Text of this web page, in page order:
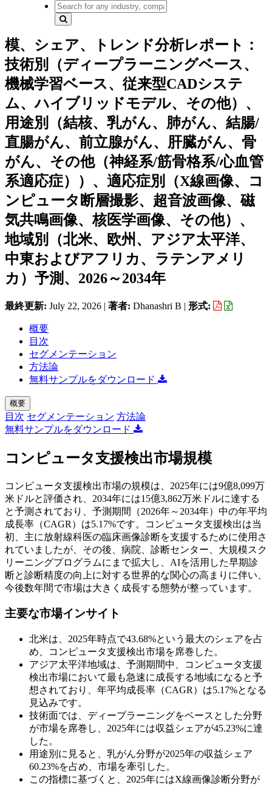
模、シェア、トレンド分析レポート：
技術別（ディープラーニングベース、
機械学習ベース、従来型CADシステ
ム、ハイブリッドモデル、その他）、
用途別（結核、乳がん、肺がん、結腸/
直腸がん、前立腺がん、肝臓がん、骨
がん、その他（神経系/筋骨格系/心血管
系適応症））、適応症別（X線画像、コ
ンピュータ断層撮影、超音波画像、磁
気共鳴画像、核医学画像、その他）、
地域別（北米、欧州、アジア太平洋、
中東およびアフリカ、ラテンアメリ
カ）予測、2026～2034年
最終更新: July 22, 2026 | 著者: Dhanashri B | 形式:
概要
目次
セグメンテーション
方法論
無料サンプルをダウンロード
概要
目次 セグメンテーション 方法論
無料サンプルをダウンロード
コンピュータ支援検出市場規模
コンピュータ支援検出市場の規模は、2025年には9億8,099万
米ドルと評価され、2034年には15億3,862万米ドルに達する
と予測されており、予測期間（2026年～2034年）中の年平均
成長率（CAGR）は5.17%です。コンピュータ支援検出は当
初、主に放射線科医の臨床画像診断を支援するために使用さ
れていましたが、その後、病院、診断センター、大規模スク
リーニングプログラムにまで拡大し、AIを活用した早期診
断と診断精度の向上に対する世界的な関心の高まりに伴い、
今後数年間で市場は大きく成長する態勢が整っています。
主要な市場インサイト
北米は、2025年時点で43.68%という最大のシェアを占
め、コンピュータ支援検出市場を席巻した。
アジア太平洋地域は、予測期間中、コンピュータ支援
検出市場において最も急速に成長する地域になると予
想されており、年平均成長率（CAGR）は5.17%となる
見込みです。
技術面では、ディープラーニングをベースとした分野
が市場を席巻し、2025年には収益シェアが45.23%に達
した。
用途別に見ると、乳がん分野が2025年の収益シェア
60.23%を占め、市場を牽引した。
この指標に基づくと、2025年にはX線画像診断分野が